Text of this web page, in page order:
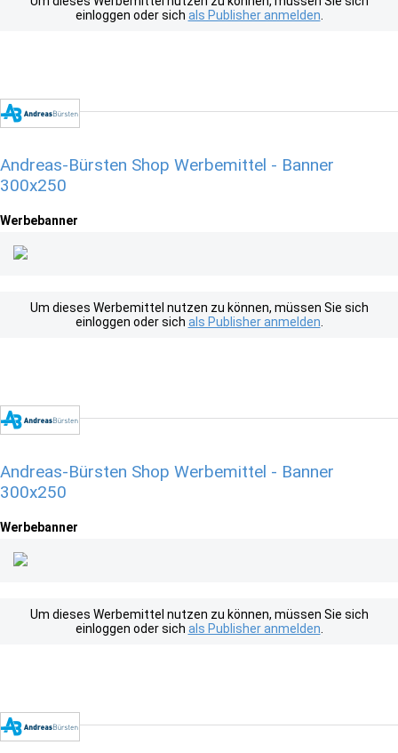
einloggen oder sich als Publisher anmelden
Andreas-Bürsten Shop Werbemittel - Banner
300x250
Werbebanner
Um dieses Werbemittel nutzen zu können, müssen Sie sich
einloggen oder sich als Publisher anmelden
Andreas-Bürsten Shop Werbemittel - Banner
300x250
Werbebanner
Um dieses Werbemittel nutzen zu können, müssen Sie sich
einloggen oder sich als Publisher anmelden